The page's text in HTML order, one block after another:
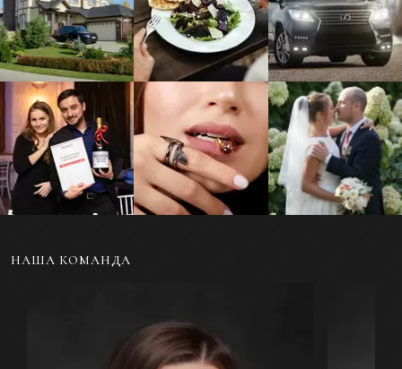
Репортажная съемка
мероприятий и
событий
Ювелирная
фотосъемка
украшений
Свадебная
фотосъемка
НАША КОМАНДА